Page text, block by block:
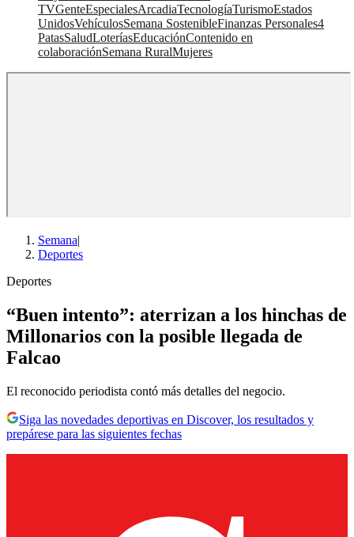
TVGenteEspecialesArcadiaTecnologíaTurismoEstados
UnidosVehículosSemana SostenibleFinanzas Personales4
PatasSaludLoteríasEducaciónContenido en
colaboraciónSemana RuralMujeres
Semana|
Deportes
Deportes
“Buen intento”: aterrizan a los hinchas de
Millonarios con la posible llegada de
Falcao
El reconocido periodista contó más detalles del negocio.
Siga las novedades deportivas en Discover, los resultados y
prepárese para las siguientes fechas